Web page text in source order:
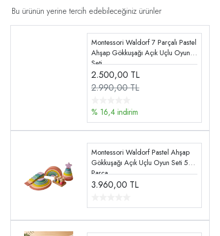
Bu ürünün yerine tercih edebileceğiniz ürünler
Montessori Waldorf 7 Parçalı Pastel
Ahşap Gökkuşağı Açık Uçlu Oyun
Seti
2.500,00 TL
2.990,00 TL
% 16,4 indirim
Montessori Waldorf Pastel Ahşap
Gökkuşağı Açık Uçlu Oyun Seti 5
Parça
3.960,00 TL